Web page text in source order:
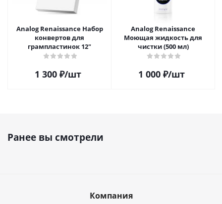
Analog Renaissance Набор
конвертов для
грампластинок 12"
1 300₽/шт
Analog Renaissance
Моющая жидкость для
чистки (500 мл)
1 000₽/шт
Ранее вы смотрели
Компания